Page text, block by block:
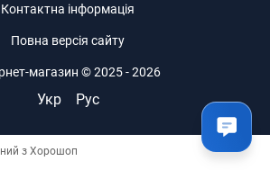
Контактна інформація
Повна версія сайту
магазин © 2025 - 2026
Укр Рус
з Хорошоп